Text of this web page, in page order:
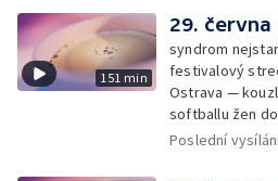
151 min
29. června
syndrom
festivalový
Ostrava —
softballu žen
úsporám —
Poslední